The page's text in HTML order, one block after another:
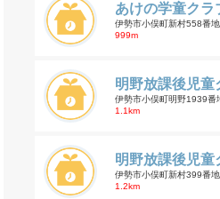
あけの学童クラ
伊勢市小俣町新村558番
999m
明野放課後児童
伊勢市小俣町明野1939番
1.1km
明野放課後児童
伊勢市小俣町新村399番
1.2km